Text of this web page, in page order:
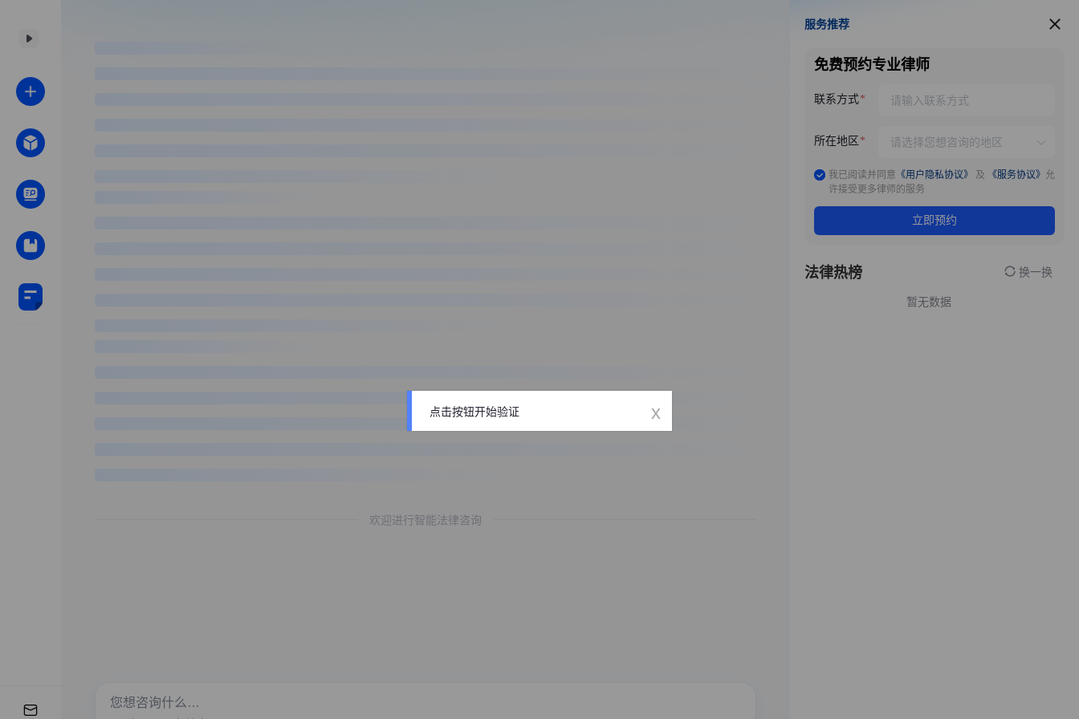
欢迎进行智能法律咨询
服务推荐
服务推荐
免费预约专业律师
联系方式
所在地区
我已阅读并同意 《用户隐私协议》 及 《服务协议》 允
许接受更多律师的服务
立即预约
法律热榜 换一换
暂无数据
点击按钮开始验证 x